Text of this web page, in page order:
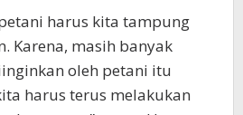
harus kita tampung
Karena, masih banyak
oleh petani itu
harus terus melakukan